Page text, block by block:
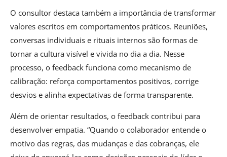
O consultor destaca também a importância de transformar
valores escritos em comportamentos práticos. Reuniões,
conversas individuais e rituais internos são formas de
tornar a cultura visível e vivida no dia a dia. Nesse
processo, o feedback funciona como mecanismo de
calibração: reforça comportamentos positivos, corrige
desvios e alinha expectativas de forma transparente.
Além de orientar resultados, o feedback contribui para
desenvolver empatia. “Quando o colaborador entende o
motivo das regras, das mudanças e das cobranças, ele